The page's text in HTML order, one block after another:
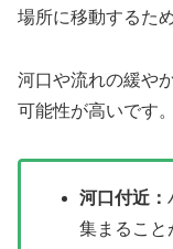
場所に移動するた
河口や流れの緩や
可能性が高いです。
河口付近：
集まること